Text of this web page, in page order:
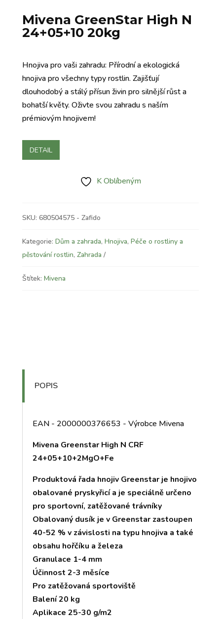
Mivena GreenStar High N
24+05+10 20kg
Hnojiva pro vaši zahradu: Přírodní a ekologická
hnojiva pro všechny typy rostlin. Zajišťují
dlouhodobý a stálý přísun živin pro silnější růst a
bohatší květy. Oživte svou zahradu s naším
prémiovým hnojivem!
DETAIL
K Oblíbeným
SKU: 680504575 - Zafido
Kategorie: Dům a zahrada, Hnojiva, Péče o rostliny a
pěstování rostlin, Zahrada
Štítek: Mivena
POPIS
EAN - 2000000376653 - Výrobce Mivena
Mivena Greenstar High N CRF
24+05+10+2MgO+Fe
Produktová řada hnojiv Greenstar je hnojivo
obalované pryskyřicí a je speciálně určeno
pro sportovní, zatěžované trávníky
Obalovaný dusík je v Greenstar zastoupen
40-52 % v závislosti na typu hnojiva a také
obsahu hořčíku a železa
Granulace 1-4 mm
Účinnost 2-3 měsíce
Pro zatěžovaná sportoviště
Balení 20 kg
Aplikace 25-30 g/m2